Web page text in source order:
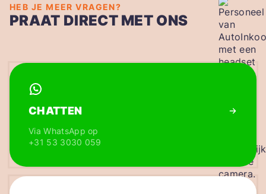
HEB JE MEER VRAGEN?
PRAAT DIRECT MET ONS
CHATTEN
Via WhatsApp op
+31 53 3030 059